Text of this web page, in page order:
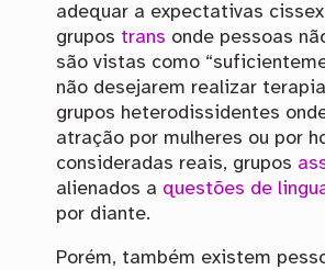
adequar a expectativas
grupos trans onde pessoas
são vistas como
não desejarem realizar
grupos heterodissidentes
atração por mulheres ou por
consideradas reais, grupos
alienados a questões de
por diante.
Porém, também existem